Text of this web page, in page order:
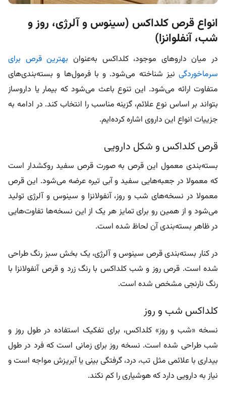
انواع قرص کلداکس (سینوس و آلرژی، روز و
شب، آنفلوانزا)
در میان داروهای موجود، کلداکس به‌عنوان بهترین قرص برای
سرماخوردگی نیز شناخته می‌شود. و با فرمول‌ها و بسته‌بندی‌های
متفاوت ارائه می‌شود. این تنوع باعث می‌شود که بیمار یا داروساز
بتواند بر اساس نوع علائم، گزینه مناسب را انتخاب کند. در ادامه به
جزییات انواع این داروی اشاره کرده‌ایم.
قرص کلداکس و شکل دارویی
بسته‌بندی معمول این قرص به صورت قرص سفید روکشدار است
که معمولا در جعبه‌هایی سفید و آبی تیره عرضه می‌شود. این قرص
معمولا در نسخه‌های شب و روز، آنفولانزا و سینوس و آلرژی تولید
می‌شود و از همین رو برای تمایز هر یک از این نسخه‌ها تفاوت‌هایی
در ظاهر بسته‌بندی آن لحاظ شده است.
در کنار بسته‌بندی قرص سینوس و آلرژی، یک بخش سبز رنگ طراحی
شده است. قرص روز و شب کلداکس با رنگ زرد و قرص آنفولانزا با
رنگ نارنجی مشخص شده است.
کلداکس شب و روز
نسخه «شب و روز» کلداکس، برای تفکیک استفاده در طول روز و
شب طراحی شده است. نسخه روز برای زمانی است که فرد در طول
بیداری با علائمی مثل تب، درد، گرفتگی بینی یا آبریزش مواجه است و
نیاز به دارویی دارد که هوشیاری را کم نکند.